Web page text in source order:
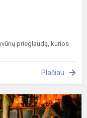
prieglaudą, kurios
Plačiau